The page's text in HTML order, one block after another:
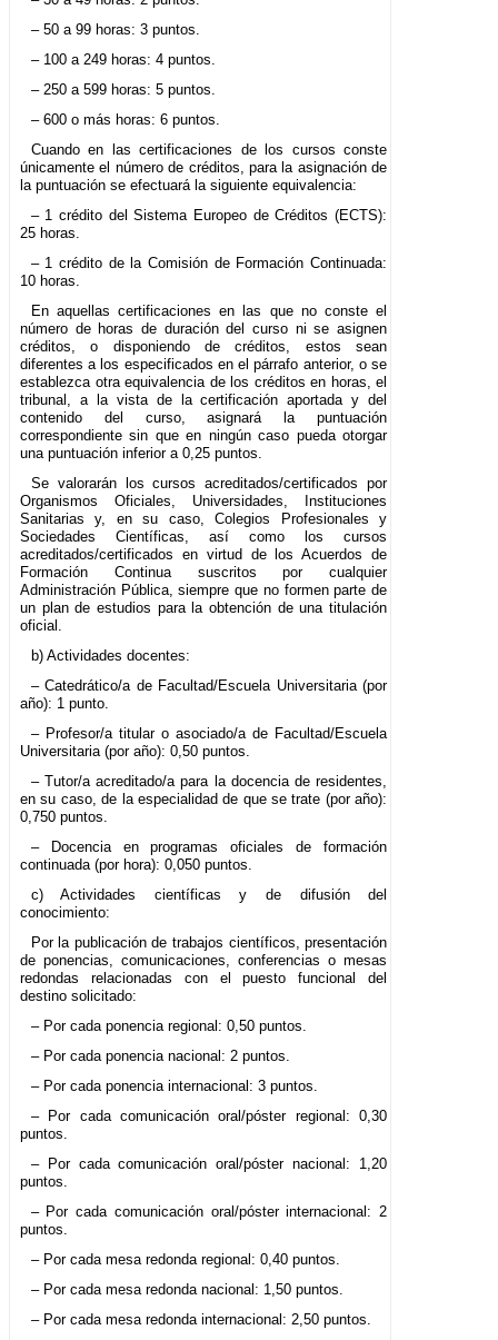
– 50 a 99 horas: 3 puntos.
– 100 a 249 horas: 4 puntos.
– 250 a 599 horas: 5 puntos.
– 600 o más horas: 6 puntos.
Cuando en las certificaciones de los cursos conste
únicamente el número de créditos, para la asignación de
la puntuación se efectuará la siguiente equivalencia:
– 1 crédito del Sistema Europeo de Créditos (ECTS):
25 horas.
– 1 crédito de la Comisión de Formación Continuada:
10 horas.
En aquellas certificaciones en las que no conste el
número de horas de duración del curso ni se asignen
créditos, o disponiendo de créditos, estos sean
diferentes a los especificados en el párrafo anterior, o se
establezca otra equivalencia de los créditos en horas, el
tribunal, a la vista de la certificación aportada y del
contenido del curso, asignará la puntuación
correspondiente sin que en ningún caso pueda otorgar
una puntuación inferior a 0,25 puntos.
Se valorarán los cursos acreditados/certificados por
Organismos Oficiales, Universidades, Instituciones
Sanitarias y, en su caso, Colegios Profesionales y
Sociedades Científicas, así como los cursos
acreditados/certificados en virtud de los Acuerdos de
Formación Continua suscritos por cualquier
Administración Pública, siempre que no formen parte de
un plan de estudios para la obtención de una titulación
oficial.
b) Actividades docentes:
– Catedrático/a de Facultad/Escuela Universitaria (por
año): 1 punto.
– Profesor/a titular o asociado/a de Facultad/Escuela
Universitaria (por año): 0,50 puntos.
– Tutor/a acreditado/a para la docencia de residentes,
en su caso, de la especialidad de que se trate (por año):
0,750 puntos.
– Docencia en programas oficiales de formación
continuada (por hora): 0,050 puntos.
c) Actividades científicas y de difusión del
conocimiento:
Por la publicación de trabajos científicos, presentación
de ponencias, comunicaciones, conferencias o mesas
redondas relacionadas con el puesto funcional del
destino solicitado:
– Por cada ponencia regional: 0,50 puntos.
– Por cada ponencia nacional: 2 puntos.
– Por cada ponencia internacional: 3 puntos.
– Por cada comunicación oral/póster regional: 0,30
puntos.
– Por cada comunicación oral/póster nacional: 1,20
puntos.
– Por cada comunicación oral/póster internacional: 2
puntos.
– Por cada mesa redonda regional: 0,40 puntos.
– Por cada mesa redonda nacional: 1,50 puntos.
– Por cada mesa redonda internacional: 2,50 puntos.